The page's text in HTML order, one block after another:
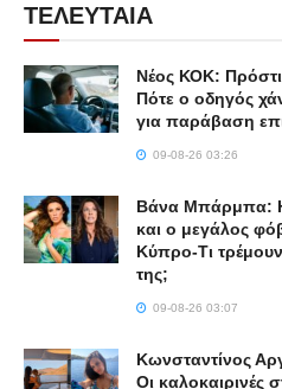
ΤΕΛΕΥΤΑΙΑ
Νέος ΚΟΚ:
Πότε ο οδηγός
για παράβαση
09-08-26 03:26
Βάνα Μπάρμπα: Η
και ο μεγάλος
Κύπρο-Τι τρέμουν
της;
09-08-26 03:07
Κωνσταντίνος
Οι καλοκαιρινές